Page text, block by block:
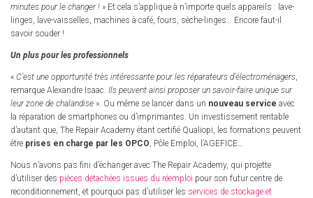
minutes pour le changer ! » Et cela s’applique à n’importe quels appareils : lave-
linges, lave-vaisselles, machines à café, fours, sèche-linges… Encore faut-il
savoir souder !
Un plus pour les professionnels
« C’est une opportunité très intéressante pour les réparateurs d’électroménagers,
remarque Alexandre Isaac. Ils peuvent ainsi proposer un savoir-faire unique sur
leur zone de chalandise ». Ou même se lancer dans un nouveau service avec
la réparation de smartphones ou d’imprimantes. Un investissement rentable
d’autant que, The Repair Academy étant certifié Qualiopi, les formations peuvent
être prises en charge par les OPCO, Pôle Emploi, l’AGEFICE…
Nous n’avons pas fini d’échanger avec The Repair Academy, qui projette
d’utiliser des pièces détachées issues du réemploi pour son futur centre de
reconditionnement, et pourquoi pas d’utiliser les services de stockage et